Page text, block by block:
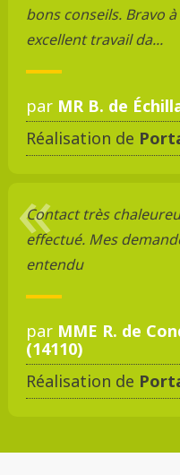
bons conseils. Bravo
excellent travail da...
par MR B. de
Réalisation de
Contact très
effectué. Mes
entendu
par MME R. de
(14110)
Réalisation de